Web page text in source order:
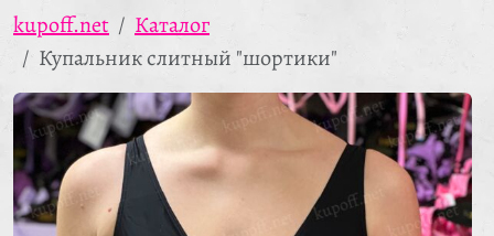
kupoff.net
Каталог
Купальник слитный "шортики"